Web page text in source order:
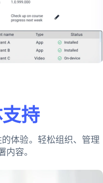
持
体验。轻松组织、管理
内容。